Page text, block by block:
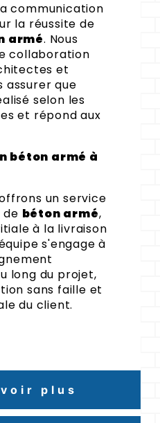
communication
la réussite de
armé. Nous
collaboration
et
assurer que
selon les
et répond aux
béton armé à
un service
béton armé,
à la livraison
s'engage à
long du projet,
sans faille et
du client.
plus